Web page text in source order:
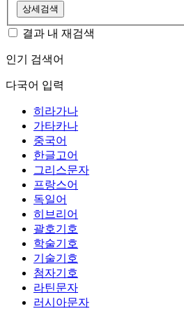
상세검색
결과 내 재검색
인기 검색어
다국어 입력
히라가나
가타카나
중국어
한글고어
그리스문자
프랑스어
독일어
히브리어
괄호기호
학술기호
기술기호
첨자기호
라틴문자
러시아문자